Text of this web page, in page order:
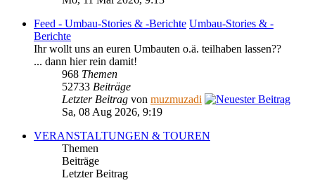
Feed - Umbau-Stories & -Berichte Umbau-Stories & -
Berichte
Ihr wollt uns an euren Umbauten o.ä. teilhaben lassen??
... dann hier rein damit!
968 Themen
52733 Beiträge
Letzter Beitrag von muzmuzadi
Sa, 08 Aug 2026, 9:19
VERANSTALTUNGEN & TOUREN
Themen
Beiträge
Letzter Beitrag